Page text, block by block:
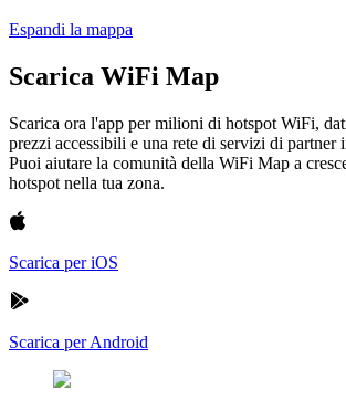
Espandi la mappa
Scarica WiFi Map
Scarica ora l'app per milioni di hotspot WiFi,
prezzi accessibili e una rete di servizi di partner
Puoi aiutare la comunità della WiFi Map a
hotspot nella tua zona.
Scarica per iOS
Scarica per Android